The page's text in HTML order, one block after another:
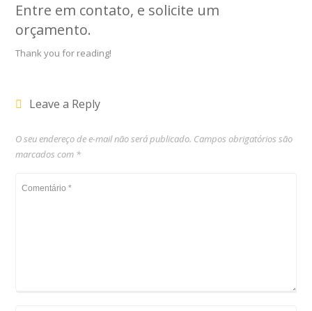
Entre em contato, e solicite um
orçamento.
Thank you for reading!
Leave a Reply
O seu endereço de e-mail não será publicado. Campos obrigatórios são
marcados com *